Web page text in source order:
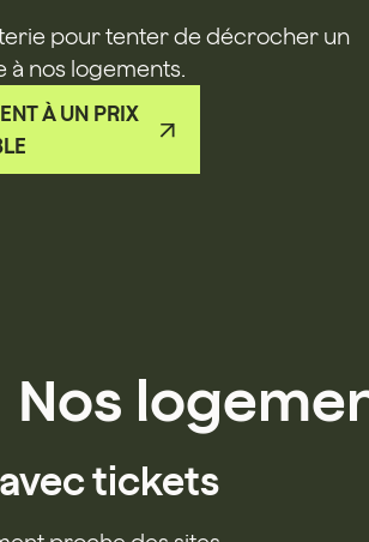
pour tenter de décrocher un
à nos logements.
À UN PRIX
Nos
tickets